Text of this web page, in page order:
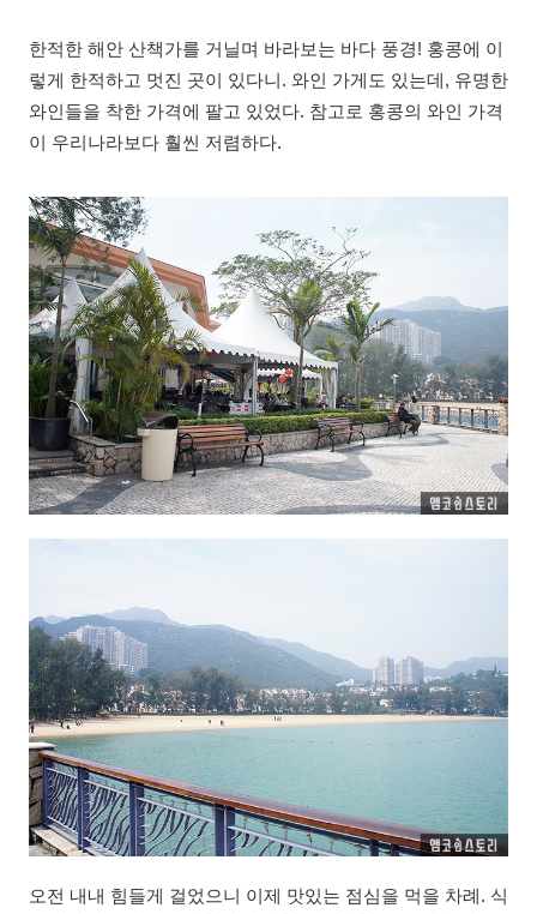
한적한 해안 산책가를 거닐며 바라보는 바다 풍경! 홍콩에 이
렇게 한적하고 멋진 곳이 있다니. 와인 가게도 있는데, 유명한
와인들을 착한 가격에 팔고 있었다. 참고로 홍콩의 와인 가격
이 우리나라보다 훨씬 저렴하다.
오전 내내 힘들게 걸었으니 이제 맛있는 점심을 먹을 차례. 식